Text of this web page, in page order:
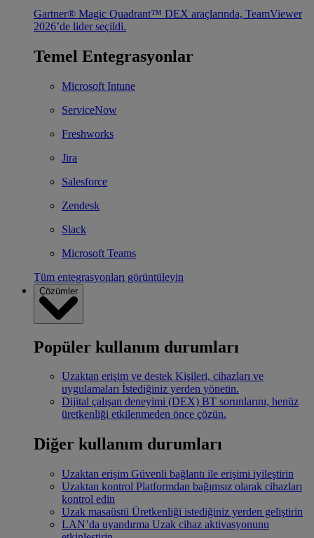
Gartner® Magic Quadrant™ DEX araçlarında, TeamViewer
2026’de lider seçildi.
Temel Entegrasyonlar
Microsoft Intune
ServiceNow
Freshworks
Jira
Salesforce
Zendesk
Slack
Microsoft Teams
Tüm entegrasyonları görüntüleyin
Çözümler
Popüler kullanım durumları
Uzaktan erişim ve destek Kişileri, cihazları ve
uygulamaları İstediğiniz yerden yönetin.
Dijital çalışan deneyimi (DEX) BT sorunlarını, henüz
üretkenliği etkilenmeden önce çözün.
Diğer kullanım durumları
Uzaktan erişim Güvenli bağlantı ile erişimi iyileştirin
Uzaktan kontrol Platformdan bağımsız olarak cihazları
kontrol edin
Uzak masaüstü Üretkenliği istediğiniz yerden geliştirin
LAN’da uyandırma Uzak cihaz aktivasyonunu